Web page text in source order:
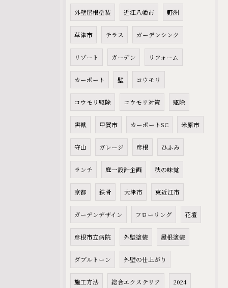
外壁屋根塗装 近江八幡市 野洲
草津市 テラス ガーデンシンク
リゾート ガーデン リフォーム
カーポート 壁 コウモリ
コウモリ駆除 コウモリ対策 駆除
害獣 甲賀市 カーポートSC 米原市
守山 ガレージ 彦根 ひふみ
ランチ 庭一設計企画 秋の味覚
京都 鉄骨 大津市 東近江市
ガーデンデザイン フローリング 花壇
彦根市立病院 外壁塗装 屋根塗装
ダブルトーン 外壁の仕上がり
施工方法 総合エクステリア 2024